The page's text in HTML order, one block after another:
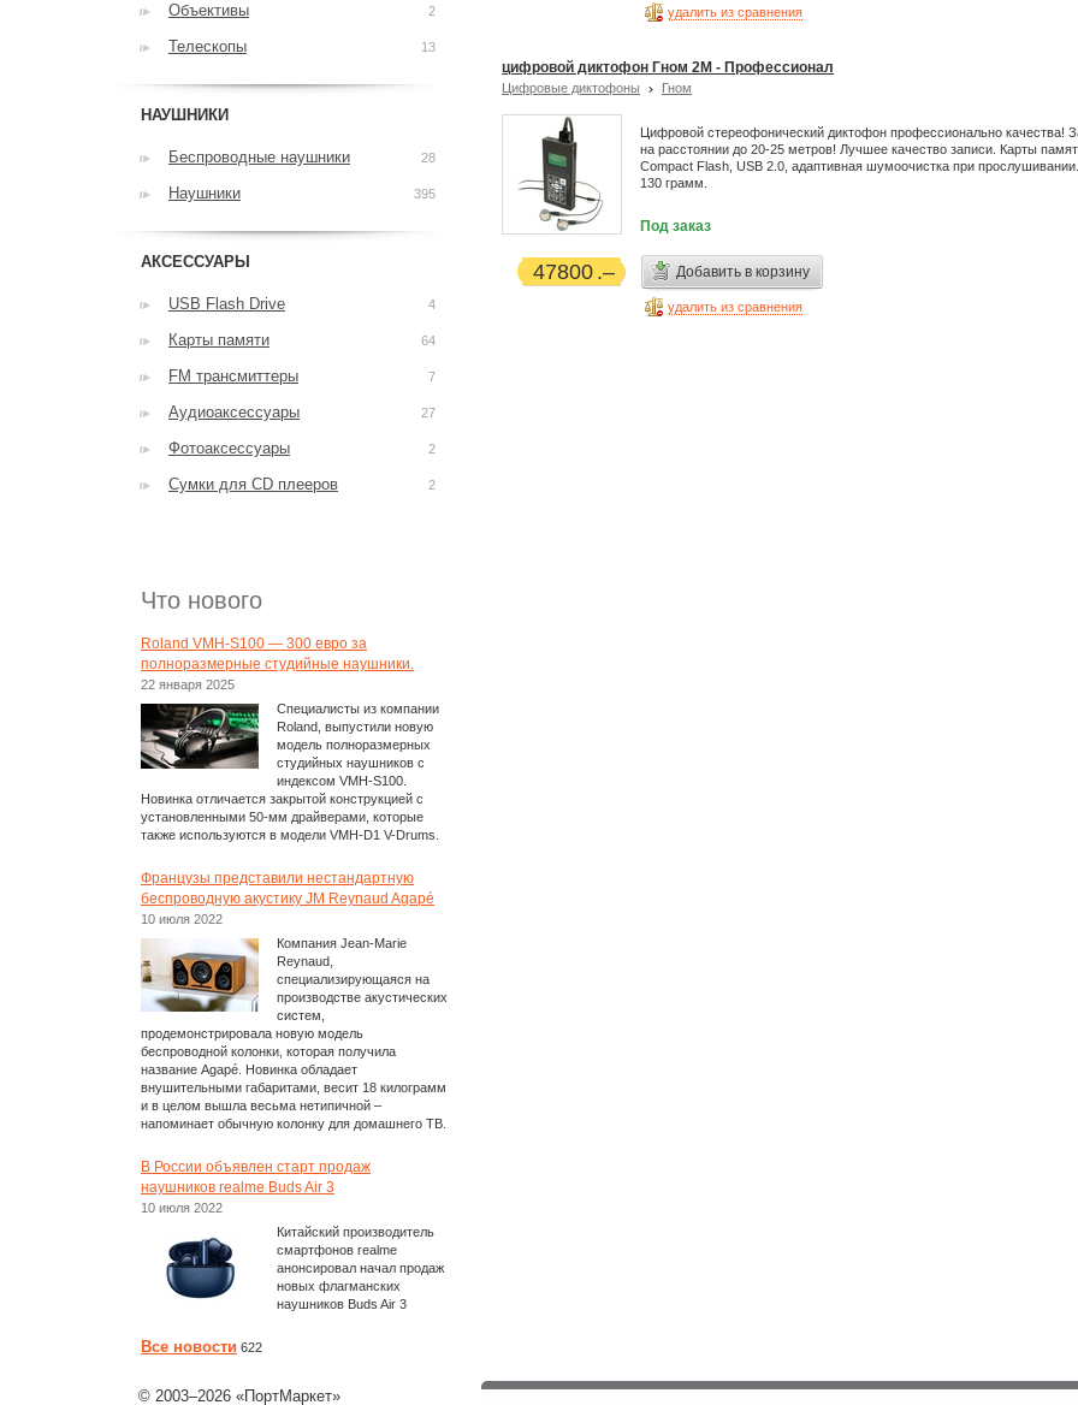
удалить из сравнения
цифровой диктофон Гном 2М - Профессионал
Цифровые диктофоны Гном
Цифровой стереофонический диктофон профессионально качества!
на расстоянии до 20-25 метров! Лучшее качество записи. Карты
Compact Flash, USB 2.0, адаптивная шумоочистка при
130 грамм.
Под заказ
47800 Добавить в корзину
удалить из сравнения
Объективы 2
Телескопы 13
НАУШНИКИ
Беспроводные наушники 28
Наушники 395
АКСЕССУАРЫ
USB Flash Drive 4
Карты памяти 64
FM трансмиттеры 7
Аудиоаксессуары 27
Фотоаксессуары 2
Сумки для CD плееров 2
Что нового
Roland VMH-S100 — 300 евро за
полноразмерные студийные наушники.
22 января 2025
Специалисты из компании
Roland, выпустили новую
модель полноразмерных
студийных наушников с
индексом VMH-S100.
Новинка отличается закрытой конструкцией с
установленными 50-мм драйверами, которые
также используются в модели VMH-D1 V-Drums.
Французы представили нестандартную
беспроводную акустику JM Reynaud Agapé
10 июля 2022
Компания Jean-Marie
Reynaud,
специализирующаяся на
производстве акустических
систем,
продемонстрировала новую модель
беспроводной колонки, которая получила
название Agapé. Новинка обладает
внушительными габаритами, весит 18 килограмм
и в целом вышла весьма нетипичной –
напоминает обычную колонку для домашнего ТВ.
В России объявлен старт продаж
наушников realme Buds Air 3
10 июля 2022
Китайский производитель
смартфонов realme
анонсировал начал продаж
новых флагманских
наушников Buds Air 3
Все новости 622
© 2003–2026 «ПортМаркет»